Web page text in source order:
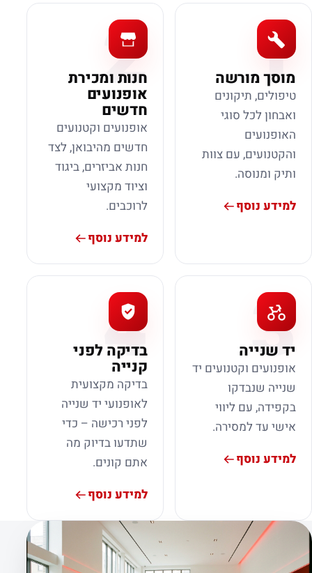
1
מוסך מורשה
טיפולים, תיקונים
ואבחון לכל סוגי
האופנועים
והקטנועים, עם צוות
ותיק ומנוסה.
למידע נוסף
2
חנות ומכירת
אופנועים
חדשים
אופנועים וקטנועים
חדשים מהיבואן, לצד
חנות אביזרים, ביגוד
וציוד מקצועי
לרוכבים.
למידע נוסף
3
יד שנייה
אופנועים וקטנועים יד
שנייה שנבדקו
בקפידה, עם ליווי
אישי עד למסירה.
למידע נוסף
4
בדיקה לפני
קנייה
בדיקה מקצועית
לאופנועי יד שנייה
לפני רכישה – כדי
שתדעו בדיוק מה
אתם קונים.
למידע נוסף